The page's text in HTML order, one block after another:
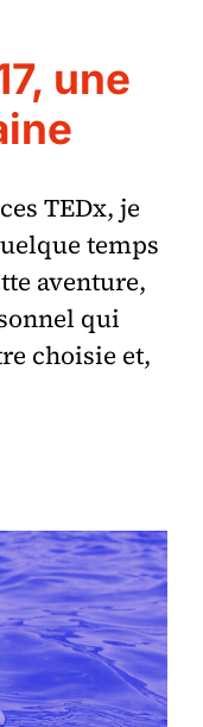
une
TEDx, je
temps
aventure,
qui
choisie et,